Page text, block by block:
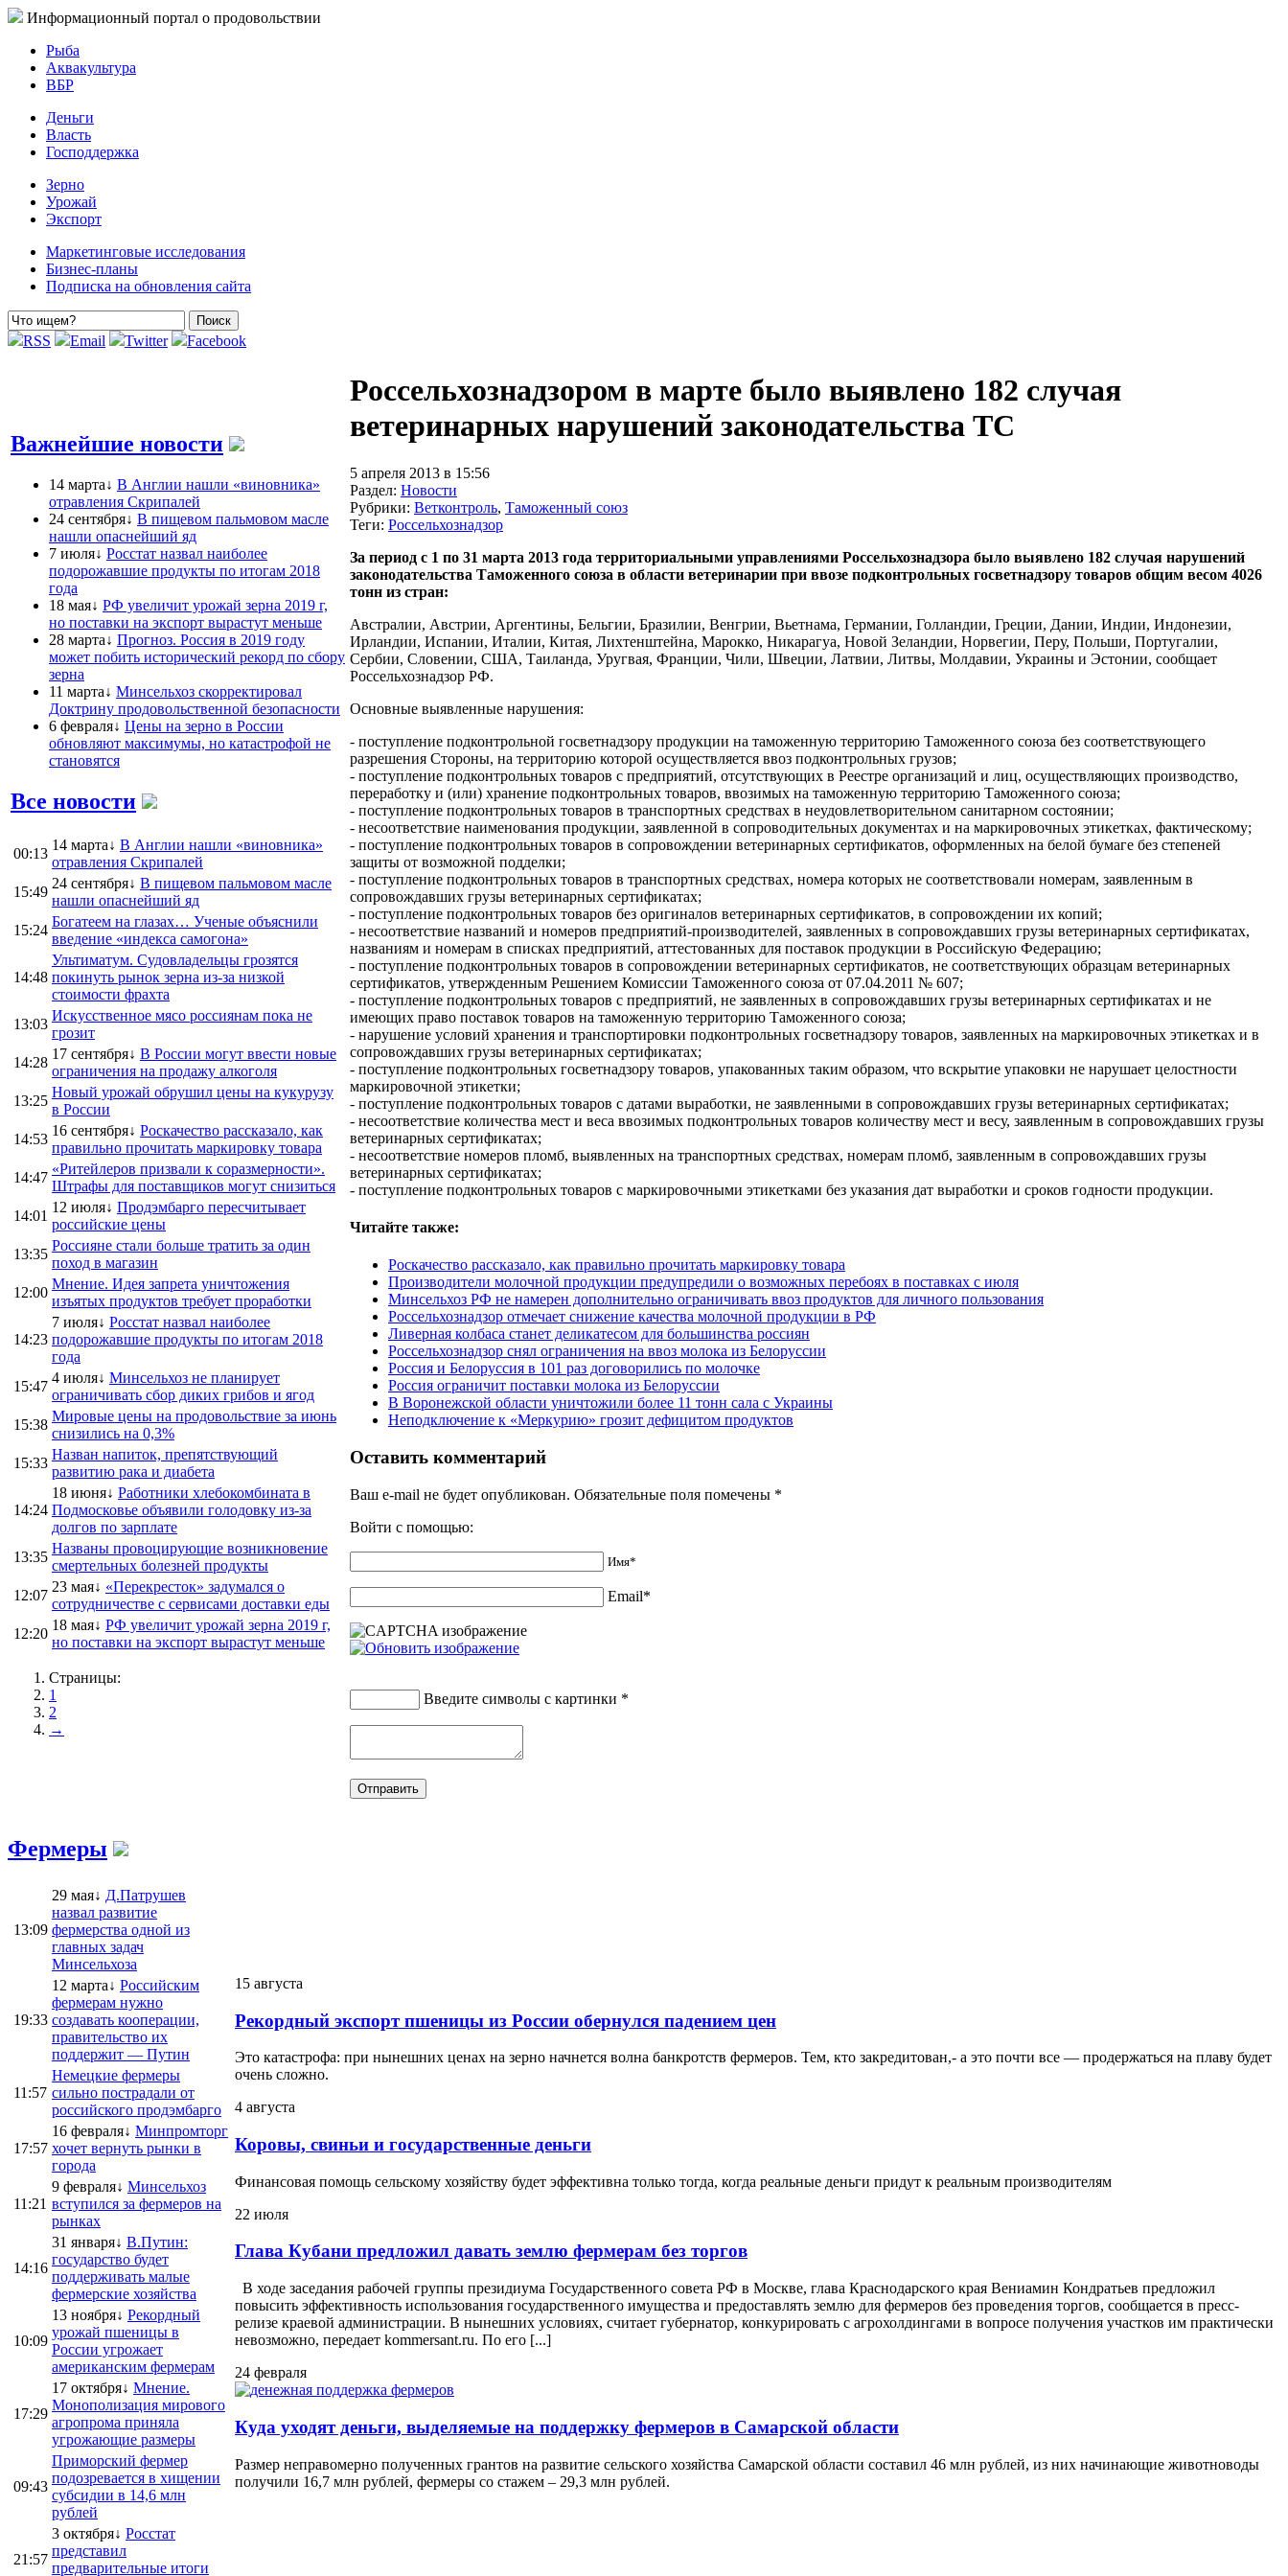
Информационный портал о продовольствии
Рыба
Аквакультура
ВБР
Деньги
Власть
Господдержка
Зерно
Урожай
Экспорт
Маркетинговые исследования
Бизнес-планы
Подписка на обновления сайта
RSS Email Twitter Facebook
Важнейшие новости
14 марта↓ В Англии нашли «виновника»
отравления Скрипалей
24 сентября↓ В пищевом пальмовом масле
нашли опаснейший яд
7 июля↓ Росстат назвал наиболее
подорожавшие продукты по итогам 2018
года
18 мая↓ РФ увеличит урожай зерна 2019 г,
но поставки на экспорт вырастут меньше
28 марта↓ Прогноз. Россия в 2019 году
может побить исторический рекорд по сбору
зерна
11 марта↓ Минсельхоз скорректировал
Доктрину продовольственной безопасности
6 февраля↓ Цены на зерно в России
обновляют максимумы, но катастрофой не
становятся
Все новости
00:13
14 марта↓ В Англии нашли «виновника»
отравления Скрипалей
15:49
24 сентября↓ В пищевом пальмовом масле
нашли опаснейший яд
15:24
Богатеем на глазах… Ученые объяснили
введение «индекса самогона»
14:48
Ультиматум. Судовладельцы грозятся
покинуть рынок зерна из-за низкой
стоимости фрахта
13:03
Искусственное мясо россиянам пока не
грозит
14:28
17 сентября↓ В России могут ввести новые
ограничения на продажу алкоголя
13:25
Новый урожай обрушил цены на кукурузу
в России
14:53
16 сентября↓ Роскачество рассказало, как
правильно прочитать маркировку товара
14:47
«Ритейлеров призвали к соразмерности».
Штрафы для поставщиков могут снизиться
14:01
12 июля↓ Продэмбарго пересчитывает
российские цены
13:35
Россияне стали больше тратить за один
поход в магазин
12:00
Мнение. Идея запрета уничтожения
изъятых продуктов требует проработки
14:23
7 июля↓ Росстат назвал наиболее
подорожавшие продукты по итогам 2018
года
15:47
4 июля↓ Минсельхоз не планирует
ограничивать сбор диких грибов и ягод
15:38
Мировые цены на продовольствие за июнь
снизились на 0,3%
15:33
Назван напиток, препятствующий
развитию рака и диабета
14:24
18 июня↓ Работники хлебокомбината в
Подмосковье объявили голодовку из-за
долгов по зарплате
13:35
Названы провоцирующие возникновение
смертельных болезней продукты
12:07
23 мая↓ «Перекресток» задумался о
сотрудничестве с сервисами доставки еды
12:20
18 мая↓ РФ увеличит урожай зерна 2019 г,
но поставки на экспорт вырастут меньше
Страницы:
1
2
→
Россельхознадзором в марте было выявлено 182 случая
ветеринарных нарушений законодательства ТС
5 апреля 2013 в 15:56
Раздел: Новости
Рубрики: Ветконтроль, Таможенный союз
Теги: Россельхознадзор
За период с 1 по 31 марта 2013 года территориальными управлениями Россельхознадзора было выявлено 182 случая нарушений
законодательства Таможенного союза в области ветеринарии при ввозе подконтрольных госветнадзору товаров общим весом 4026
тонн из стран:
Австралии, Австрии, Аргентины, Бельгии, Бразилии, Венгрии, Вьетнама, Германии, Голландии, Греции, Дании, Индии, Индонезии,
Ирландии, Испании, Италии, Китая, Лихтенштейна, Марокко, Никарагуа, Новой Зеландии, Норвегии, Перу, Польши, Португалии,
Сербии, Словении, США, Таиланда, Уругвая, Франции, Чили, Швеции, Латвии, Литвы, Молдавии, Украины и Эстонии, сообщает
Россельхознадзор РФ.
Основные выявленные нарушения:
- поступление подконтрольной госветнадзору продукции на таможенную территорию Таможенного союза без соответствующего
разрешения Стороны, на территорию которой осуществляется ввоз подконтрольных грузов;
- поступление подконтрольных товаров с предприятий, отсутствующих в Реестре организаций и лиц, осуществляющих производство,
переработку и (или) хранение подконтрольных товаров, ввозимых на таможенную территорию Таможенного союза;
- поступление подконтрольных товаров в транспортных средствах в неудовлетворительном санитарном состоянии;
- несоответствие наименования продукции, заявленной в сопроводительных документах и на маркировочных этикетках, фактическому;
- поступление подконтрольных товаров в сопровождении ветеринарных сертификатов, оформленных на белой бумаге без степеней
защиты от возможной подделки;
- поступление подконтрольных товаров в транспортных средствах, номера которых не соответствовали номерам, заявленным в
сопровождавших грузы ветеринарных сертификатах;
- поступление подконтрольных товаров без оригиналов ветеринарных сертификатов, в сопровождении их копий;
- несоответствие названий и номеров предприятий-производителей, заявленных в сопровождавших грузы ветеринарных сертификатах,
названиям и номерам в списках предприятий, аттестованных для поставок продукции в Российскую Федерацию;
- поступление подконтрольных товаров в сопровождении ветеринарных сертификатов, не соответствующих образцам ветеринарных
сертификатов, утвержденным Решением Комиссии Таможенного союза от 07.04.2011 № 607;
- поступление подконтрольных товаров с предприятий, не заявленных в сопровождавших грузы ветеринарных сертификатах и не
имеющих право поставок товаров на таможенную территорию Таможенного союза;
- нарушение условий хранения и транспортировки подконтрольных госветнадзору товаров, заявленных на маркировочных этикетках и в
сопровождавших грузы ветеринарных сертификатах;
- поступление подконтрольных госветнадзору товаров, упакованных таким образом, что вскрытие упаковки не нарушает целостности
маркировочной этикетки;
- поступление подконтрольных товаров с датами выработки, не заявленными в сопровождавших грузы ветеринарных сертификатах;
- несоответствие количества мест и веса ввозимых подконтрольных товаров количеству мест и весу, заявленным в сопровождавших грузы
ветеринарных сертификатах;
- несоответствие номеров пломб, выявленных на транспортных средствах, номерам пломб, заявленным в сопровождавших грузы
ветеринарных сертификатах;
- поступление подконтрольных товаров с маркировочными этикетками без указания дат выработки и сроков годности продукции.
Читайте также:
Роскачество рассказало, как правильно прочитать маркировку товара
Производители молочной продукции предупредили о возможных перебоях в поставках с июля
Минсельхоз РФ не намерен дополнительно ограничивать ввоз продуктов для личного пользования
Россельхознадзор отмечает снижение качества молочной продукции в РФ
Ливерная колбаса станет деликатесом для большинства россиян
Россельхознадзор снял ограничения на ввоз молока из Белоруссии
Россия и Белоруссия в 101 раз договорились по молочке
Россия ограничит поставки молока из Белоруссии
В Воронежской области уничтожили более 11 тонн сала с Украины
Неподключение к «Меркурию» грозит дефицитом продуктов
Оставить комментарий
Ваш e-mail не будет опубликован. Обязательные поля помечены *
Войти с помощью:
Имя*
Email*
Введите символы с картинки *
Фермеры
13:09
29 мая↓ Д.Патрушев
назвал развитие
фермерства одной из
главных задач
Минсельхоза
19:33
12 марта↓ Российским
фермерам нужно
создавать кооперации,
правительство их
поддержит — Путин
11:57
Немецкие фермеры
сильно пострадали от
российского продэмбарго
17:57
16 февраля↓ Минпромторг
хочет вернуть рынки в
города
11:21
9 февраля↓ Минсельхоз
вступился за фермеров на
рынках
14:16
31 января↓ В.Путин:
государство будет
поддерживать малые
фермерские хозяйства
10:09
13 ноября↓ Рекордный
урожай пшеницы в
России угрожает
американским фермерам
17:29
17 октября↓ Мнение.
Монополизация мирового
агропрома приняла
угрожающие размеры
09:43
Приморский фермер
подозревается в хищении
субсидии в 14,6 млн
рублей
21:57
3 октября↓ Росстат
представил
предварительные итоги
15 августа
Рекордный экспорт пшеницы из России обернулся падением цен
Это катастрофа: при нынешних ценах на зерно начнется волна банкротств фермеров. Тем, кто закредитован,- а это почти все — продержаться на плаву будет
очень сложно.
4 августа
Коровы, свиньи и государственные деньги
Финансовая помощь сельскому хозяйству будет эффективна только тогда, когда реальные деньги придут к реальным производителям
22 июля
Глава Кубани предложил давать землю фермерам без торгов
В ходе заседания рабочей группы президиума Государственного совета РФ в Москве, глава Краснодарского края Вениамин Кондратьев предложил
повысить эффективность использования государственного имущества и предоставлять землю для фермеров без проведения торгов, сообщается в пресс-
релизе краевой администрации. В нынешних условиях, считает губернатор, конкурировать с агрохолдингами в вопросе получения участков им практически
невозможно, передает kommersant.ru. По его [...]
24 февраля
Куда уходят деньги, выделяемые на поддержку фермеров в Самарской области
Размер неправомерно полученных грантов на развитие сельского хозяйства Самарской области составил 46 млн рублей, из них начинающие животноводы
получили 16,7 млн рублей, фермеры со стажем – 29,3 млн рублей.